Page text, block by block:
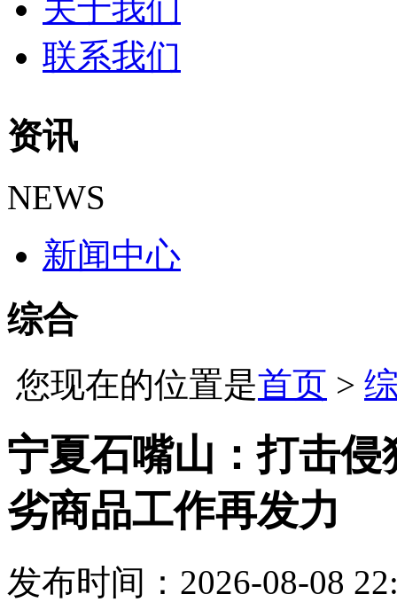
关于我们
联系我们
资讯
NEWS
新闻中心
综合
您现在的位置是首页 >
宁夏石嘴山：打击
劣商品工作再发力
发布时间：2026-08-08